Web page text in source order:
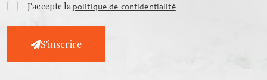
J'accepte lapolitique de confidentialité
S'inscrire